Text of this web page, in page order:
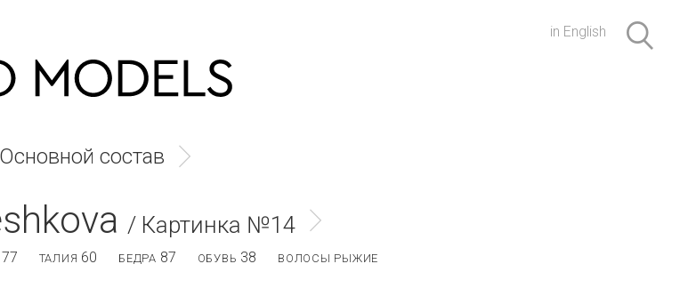
in English
Основной состав
/ Картинка №14
77 ТАЛИЯ 60 БЕДРА 87 ОБУВЬ 38 ВОЛОСЫ РЫЖИЕ